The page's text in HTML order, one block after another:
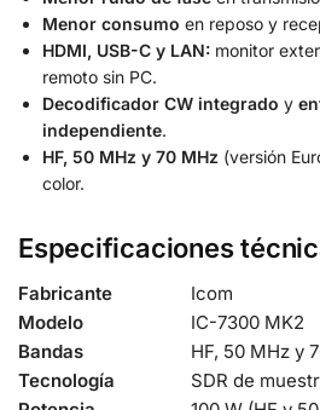
Menor consumo en reposo y
HDMI, USB-C y LAN: monitor
remoto sin PC.
Decodificador CW integrado y
independiente.
HF, 50 MHz y 70 MHz (versión
color.
Especificaciones
Fabricante
Icom
Modelo
IC-7300 MK2
Bandas
HF, 50 MHz y
Tecnología
SDR de